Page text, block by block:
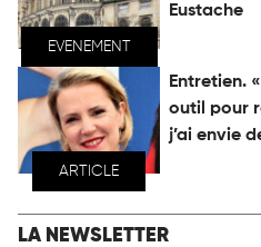
EVENEMENT
Eustache
ARTICLE
Entretien.
outil pour
j’ai envie
LA NEWSLETTER